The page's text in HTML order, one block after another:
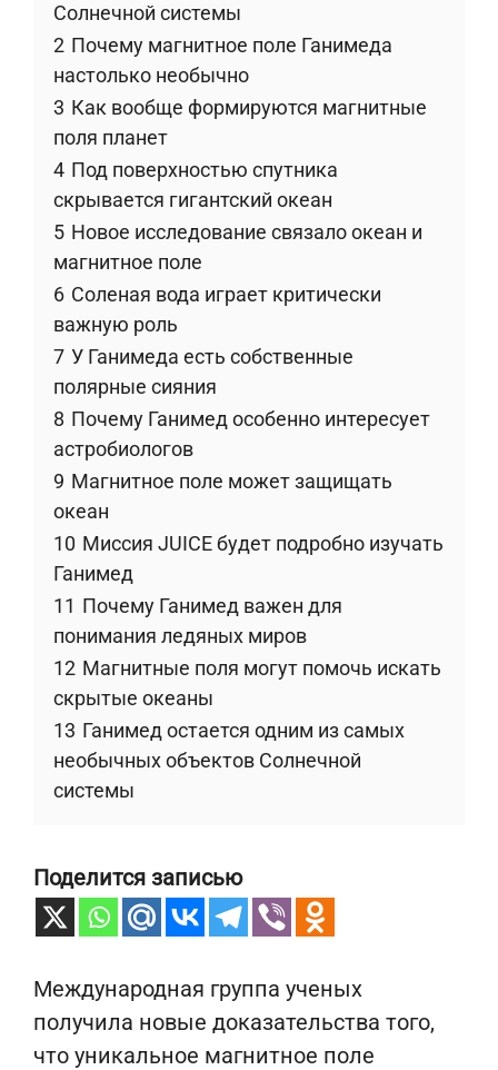
Солнечной системы
2 Почему магнитное поле Ганимеда
настолько необычно
3 Как вообще формируются магнитные
поля планет
4 Под поверхностью спутника
скрывается гигантский океан
5 Новое исследование связало океан и
магнитное поле
6 Соленая вода играет критически
важную роль
7 У Ганимеда есть собственные
полярные сияния
8 Почему Ганимед особенно интересует
астробиологов
9 Магнитное поле может защищать
океан
10 Миссия JUICE будет подробно изучать
Ганимед
11 Почему Ганимед важен для
понимания ледяных миров
12 Магнитные поля могут помочь искать
скрытые океаны
13 Ганимед остается одним из самых
необычных объектов Солнечной
системы
Поделится записью
Международная группа ученых
получила новые доказательства того,
что уникальное магнитное поле